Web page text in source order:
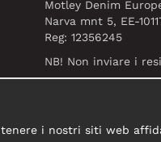
Motley Denim
Narva mnt 5, EE-
Reg: 12356245
NB! Non inviare i
i nostri siti web